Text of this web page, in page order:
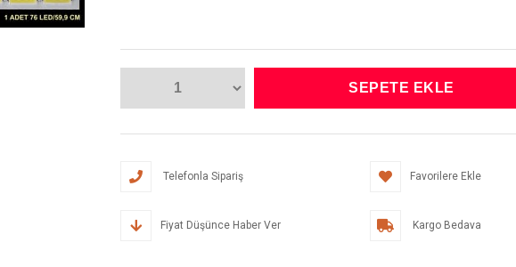
Telefonla Sipariş Favorilere Ekle
Fiyat Düşünce Haber Ver Kargo Bedava